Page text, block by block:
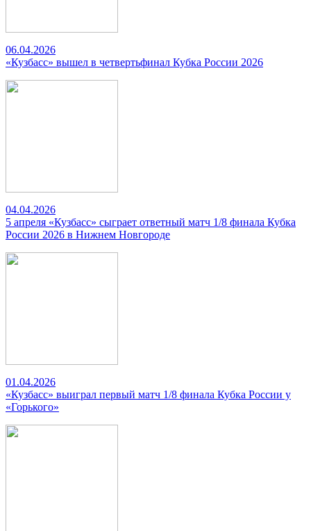
06.04.2026
«Кузбасс» вышел в четвертьфинал Кубка России 2026
04.04.2026
5 апреля «Кузбасс» сыграет ответный матч 1/8 финала Кубка
России 2026 в Нижнем Новгороде
01.04.2026
«Кузбасс» выиграл первый матч 1/8 финала Кубка России у
«Горького»